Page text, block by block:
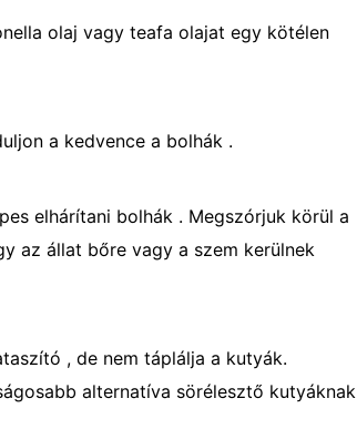
olaj vagy teafa olajat egy kötélen
a kedvence a bolhák .
elhárítani bolhák . Megszórjuk körül a
az állat bőre vagy a szem kerülnek
, de nem táplálja a kutyák.
alternatíva sörélesztő kutyáknak